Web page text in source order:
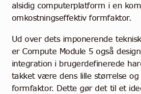
alsidig computerplatform i en
omkostningseffektiv formfaktor.
Ud over dets imponerende
er Compute Module 5 også
integration i brugerdefinerede
takket være dens lille størrelse og
formfaktor. Dette gør det til et